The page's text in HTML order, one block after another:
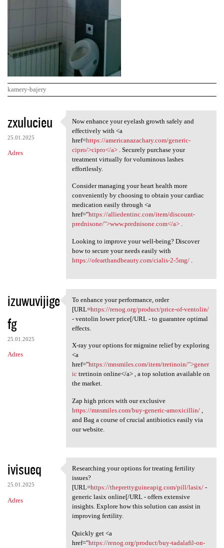
kamery-bajery
K
o
m
e
zxulucieu
25.01.2025
Adres
Now enhance your eyelash
Now enhance your eyelash growth safely and
effectively with <a
href=https://americanazachary.com/generic-
cipro/>cipro</a>. Securely purchase your
treatment virtually for voluminous lashes
effortlessly.
Consider managing your heart health more
conveniently by choosing to obtain your cardiac
medication easily through <a
href="https://alliedentinc.com/item/discount-
prednisone/">www.prednisone.com</a>.
Looking to improve your well-being? Discover
how to secure your needs easily with
https://ofearthandbeauty.com/cialis-2-5mg/.
izuwuvijige
fg
25.01.2025
Adres
To enhance your performance,
To enhance your performance, order
[URL=https://renog.org/product/price-of-ventolin/
- ventolin lower price[/URL - to guarantee optimal
effects.
X-ray your options for migraine relief by exploring
<a
href="https://mnsmiles.com/item/tretinoin/">gener
ictretinoin online</a> , a top solution available on
the market.
Zap high prices with our exclusive
https://mnsmiles.com/buy-generic-amoxicillin/,
and Bag a course of crucial antibiotics easily via
our website.
ivisueq
25.01.2025
Adres
Researching your options for
Researching your options for treating fertility
issues?
[URL=https://theprettyguineapig.com/pill/lasix/-
generic lasix online[/URL - offers extensive
insights. Explore how this solution can assist in
improving fertility.
Quickly get <a
href="https://renog.org/product/buy-tadalafil-on-